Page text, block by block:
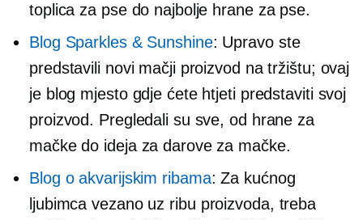
toplica za pse do najbolje hrane za pse.
Blog Sparkles & Sunshine: Upravo ste
predstavili novi mačji proizvod na tržištu; ovaj
je blog mjesto gdje ćete htjeti predstaviti svoj
proizvod. Pregledali su sve, od hrane za
mačke do ideja za darove za mačke.
Blog o akvarijskim ribama: Za kućnog
ljubimcavezano uz ribu proizvoda, treba